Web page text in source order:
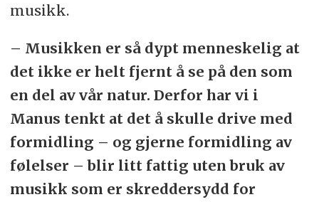
musikk.
– Musikken er så dypt menneskelig at
det ikke er helt fjernt å se på den som
en del av vår natur. Derfor har vi i
Manus tenkt at det å skulle drive med
formidling – og gjerne formidling av
følelser – blir litt fattig uten bruk av
musikk som er skreddersydd for